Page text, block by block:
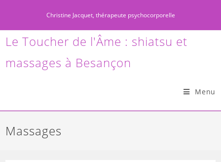
Christine Jacquet, thérapeute psychocorporelle
Le Toucher de l'Âme : shiatsu et
massages à Besançon
Menu
Massages